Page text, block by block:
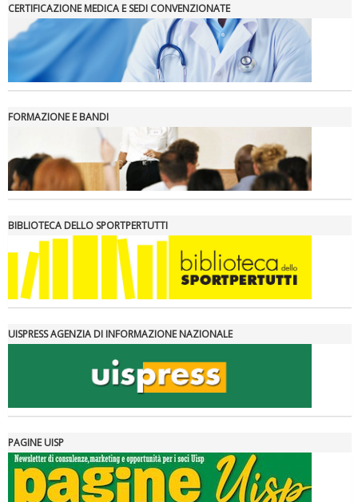
CERTIFICAZIONE MEDICA E SEDI CONVENZIONATE
FORMAZIONE E BANDI
BIBLIOTECA DELLO SPORTPERTUTTI
UISPRESS AGENZIA DI INFORMAZIONE NAZIONALE
PAGINE UISP